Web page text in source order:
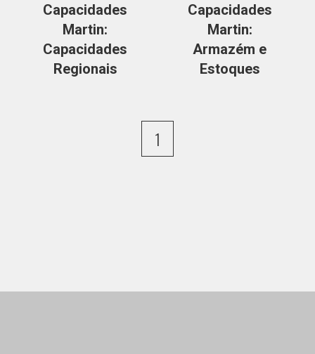
Capacidades
Martin:
Capacidades
Regionais
Capacidades
Martin:
Armazém e
Estoques
1